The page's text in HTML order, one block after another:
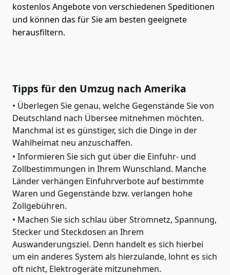
kostenlos Angebote von verschiedenen Speditionen
und können das für Sie am besten geeignete
herausfiltern.
Tipps für den Umzug nach Amerika
Überlegen Sie genau, welche Gegenstände Sie von
Deutschland nach Übersee mitnehmen möchten.
Manchmal ist es günstiger, sich die Dinge in der
Wahlheimat neu anzuschaffen.
Informieren Sie sich gut über die Einfuhr- und
Zollbestimmungen in Ihrem Wunschland. Manche
Länder verhängen Einfuhrverbote auf bestimmte
Waren und Gegenstände bzw. verlangen hohe
Zollgebühren.
Machen Sie sich schlau über Stromnetz, Spannung,
Stecker und Steckdosen an Ihrem
Auswanderungsziel. Denn handelt es sich hierbei
um ein anderes System als hierzulande, lohnt es sich
oft nicht, Elektrogeräte mitzunehmen.